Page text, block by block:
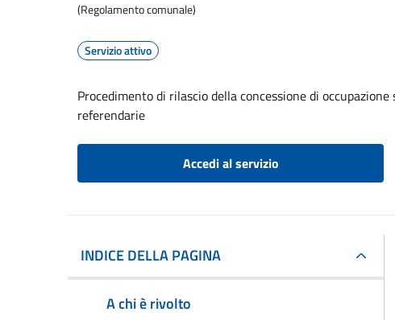
(Regolamento comunale)
Servizio attivo
Procedimento di rilascio della concessione di
referendarie
Accedi al servizio
INDICE DELLA PAGINA
A chi è rivolto